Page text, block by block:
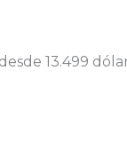
13.499